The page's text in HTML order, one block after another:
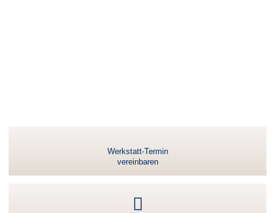
Werkstatt-Termin
vereinbaren